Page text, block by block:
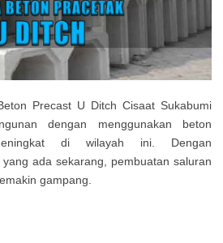
Precast U Ditch Cisaat Sukabumi
dengan menggunakan beton
di wilayah ini. Dengan
ada sekarang, pembuatan saluran
gampang.